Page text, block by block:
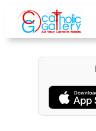
content